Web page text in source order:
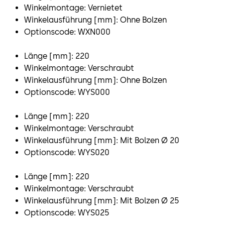
Winkelmontage: Vernietet
Winkelausführung [mm]: Ohne Bolzen
Optionscode: WXN000
Länge [mm]: 220
Winkelmontage: Verschraubt
Winkelausführung [mm]: Ohne Bolzen
Optionscode: WYS000
Länge [mm]: 220
Winkelmontage: Verschraubt
Winkelausführung [mm]: Mit Bolzen Ø 20
Optionscode: WYS020
Länge [mm]: 220
Winkelmontage: Verschraubt
Winkelausführung [mm]: Mit Bolzen Ø 25
Optionscode: WYS025